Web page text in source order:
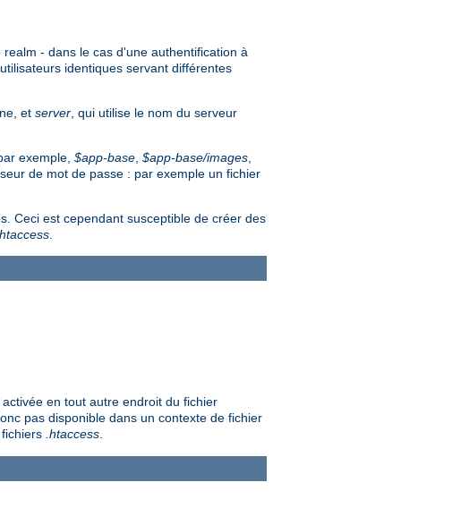
- dans le cas d'une authentification à
identiques servant différentes
et server , qui utilise le nom du serveur
exemple, $app-base $app-base/images
de mot de passe : par exemple un fichier
Ceci est cependant susceptible de créer des
.htaccess
en tout autre endroit du fichier
pas disponible dans un contexte de fichier
.htaccess.